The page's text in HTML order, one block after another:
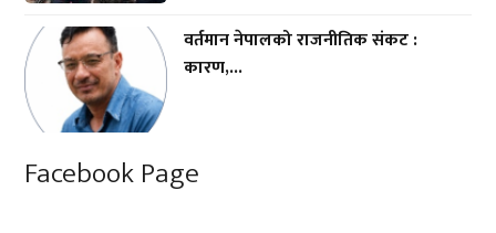
वर्तमान नेपालको राजनीतिक संकट :
कारण,...
Facebook Page